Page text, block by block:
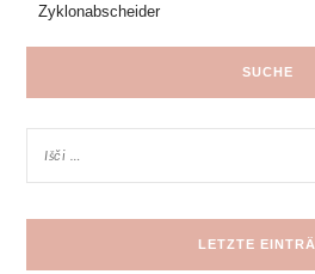
Zyklonabscheider
SUCHE
LETZTE